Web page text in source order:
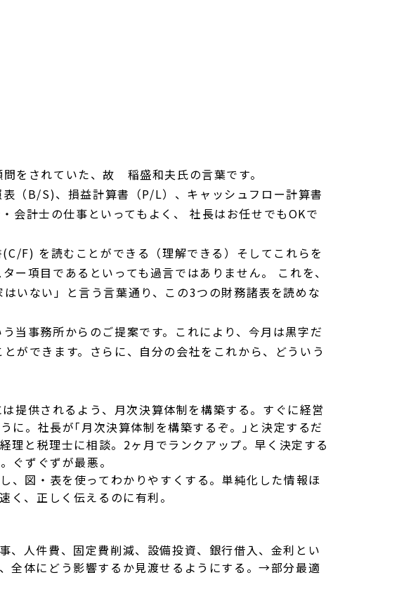
をされていた、故 稲盛和夫氏の言葉です。
（B/S)、損益計算書（P/L）、キャッシュフロー計算書
会計士の仕事といってもよく、 社長はお任せでもOKで
F) を読むことができる（理解できる）そしてこれらを
ー項目であるといっても過言ではありません。 これを、
いない」と言う言葉通り、この3つの財務諸表を読めな
当事務所からのご提案です。これにより、今月は黒字だ
ができます。さらに、自分の会社をこれから、どういう
提供されるよう、月次決算体制を構築する。すぐに経営
に。社長が｢月次決算体制を構築するぞ。｣と決定するだ
理と税理士に相談。2ヶ月でランクアップ。早く決定する
ぐずぐずが最悪。
、図・表を使ってわかりやすくする。単純化した情報ほ
く、正しく伝えるのに有利。
、人件費、固定費削減、設備投資、銀行借入、金利とい
全体にどう影響するか見渡せるようにする。→部分最適